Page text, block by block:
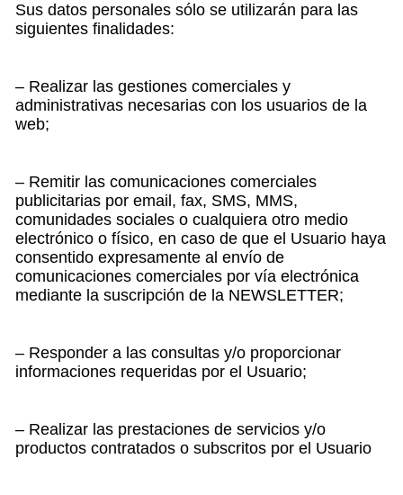
Sus datos personales sólo se utilizarán para las
siguientes finalidades:
– Realizar las gestiones comerciales y
administrativas necesarias con los usuarios de la
web;
– Remitir las comunicaciones comerciales
publicitarias por email, fax, SMS, MMS,
comunidades sociales o cualquiera otro medio
electrónico o físico, en caso de que el Usuario haya
consentido expresamente al envío de
comunicaciones comerciales por vía electrónica
mediante la suscripción de la NEWSLETTER;
– Responder a las consultas y/o proporcionar
informaciones requeridas por el Usuario;
– Realizar las prestaciones de servicios y/o
productos contratados o subscritos por el Usuario